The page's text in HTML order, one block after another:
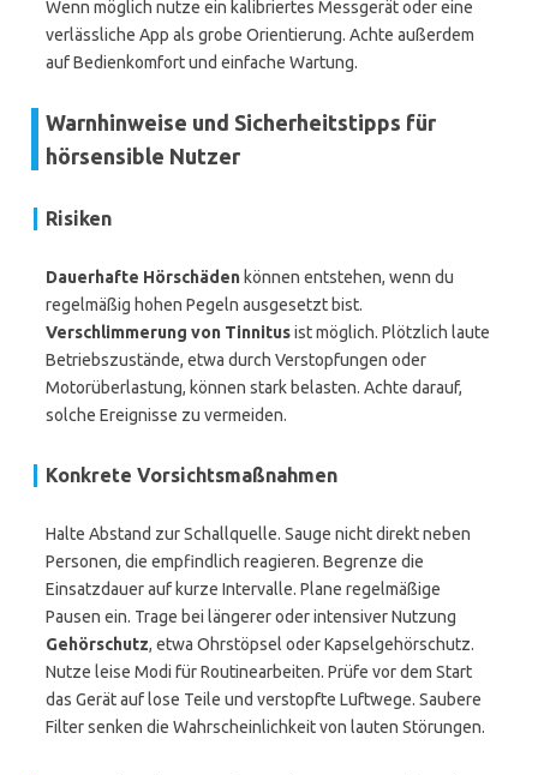
Wenn möglich nutze ein kalibriertes Messgerät oder eine
verlässliche App als grobe Orientierung. Achte außerdem
auf Bedienkomfort und einfache Wartung.
Warnhinweise und Sicherheitstipps für
hörsensible Nutzer
Risiken
Dauerhafte Hörschäden können entstehen, wenn du
regelmäßig hohen Pegeln ausgesetzt bist.
Verschlimmerung von Tinnitusist möglich. Plötzlich laute
Betriebszustände, etwa durch Verstopfungen oder
Motorüberlastung, können stark belasten. Achte darauf,
solche Ereignisse zu vermeiden.
Konkrete Vorsichtsmaßnahmen
Halte Abstand zur Schallquelle. Sauge nicht direkt neben
Personen, die empfindlich reagieren. Begrenze die
Einsatzdauer auf kurze Intervalle. Plane regelmäßige
Pausen ein. Trage bei längerer oder intensiver Nutzung
Gehörschutz, etwa Ohrstöpsel oder Kapselgehörschutz.
Nutze leise Modi für Routinearbeiten. Prüfe vor dem Start
das Gerät auf lose Teile und verstopfte Luftwege. Saubere
Filter senken die Wahrscheinlichkeit von lauten Störungen.